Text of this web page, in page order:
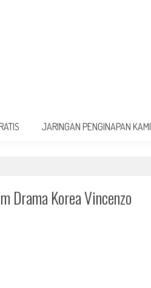
JARINGAN PENGINAPAN KAMI
Drama Korea Vincenzo